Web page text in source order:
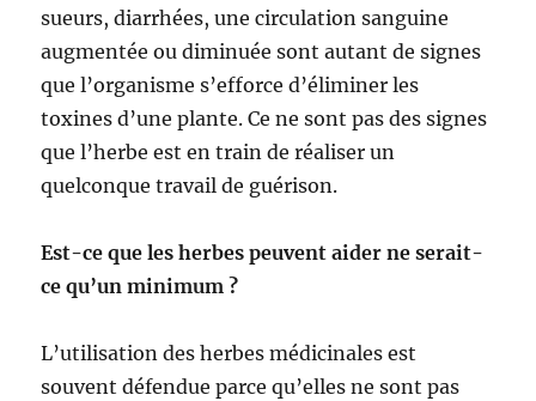
sueurs, diarrhées, une circulation sanguine
augmentée ou diminuée sont autant de signes
que l’organisme s’efforce d’éliminer les
toxines d’une plante. Ce ne sont pas des signes
que l’herbe est en train de réaliser un
quelconque travail de guérison.
Est-ce que les herbes peuvent aider ne serait-
ce qu’un minimum ?
L’utilisation des herbes médicinales est
souvent défendue parce qu’elles ne sont pas